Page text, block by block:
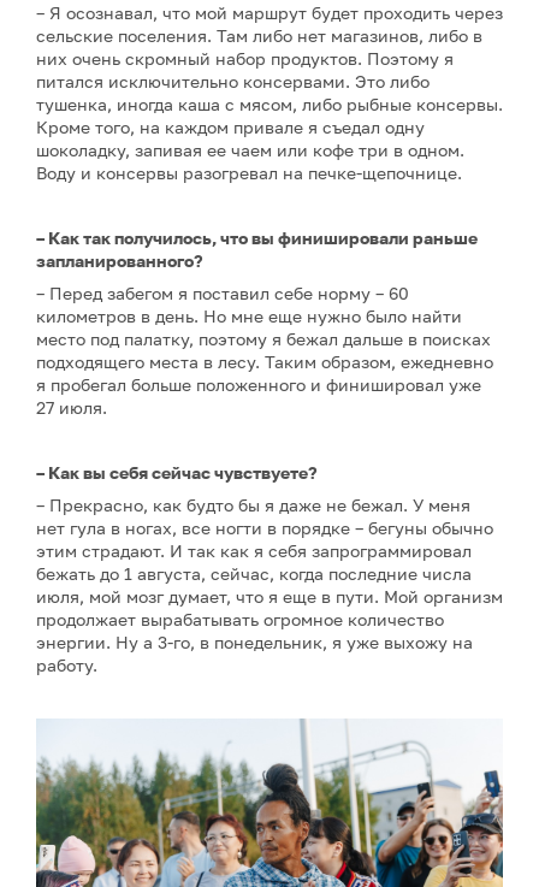
– Я осознавал, что мой маршрут будет проходить через
сельские поселения. Там либо нет магазинов, либо в
них очень скромный набор продуктов. Поэтому я
питался исключительно консервами. Это либо
тушенка, иногда каша с мясом, либо рыбные консервы.
Кроме того, на каждом привале я съедал одну
шоколадку, запивая ее чаем или кофе три в одном.
Воду и консервы разогревал на печке-щепочнице.
– Как так получилось, что вы финишировали раньше
запланированного?
– Перед забегом я поставил себе норму – 60
километров в день. Но мне еще нужно было найти
место под палатку, поэтому я бежал дальше в поисках
подходящего места в лесу. Таким образом, ежедневно
я пробегал больше положенного и финишировал уже
27 июля.
– Как вы себя сейчас чувствуете?
– Прекрасно, как будто бы я даже не бежал. У меня
нет гула в ногах, все ногти в порядке – бегуны обычно
этим страдают. И так как я себя запрограммировал
бежать до 1 августа, сейчас, когда последние числа
июля, мой мозг думает, что я еще в пути. Мой организм
продолжает вырабатывать огромное количество
энергии. Ну а 3-го, в понедельник, я уже выхожу на
работу.